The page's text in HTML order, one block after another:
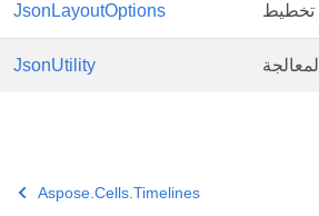
JsonLayoutOptions
JsonUtility
Aspose.Cells.Timelines